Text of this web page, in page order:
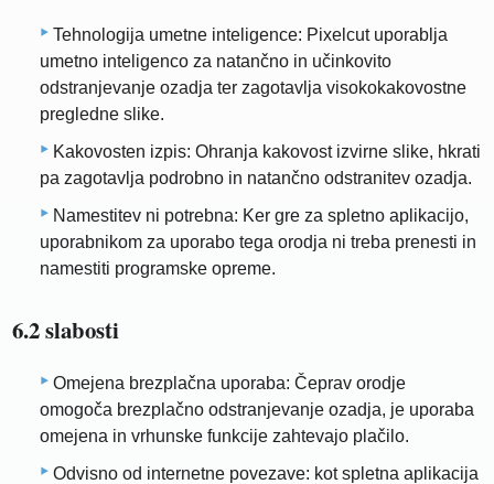
Tehnologija umetne inteligence: Pixelcut uporablja
umetno inteligenco za natančno in učinkovito
odstranjevanje ozadja ter zagotavlja visokokakovostne
pregledne slike.
Kakovosten izpis: Ohranja kakovost izvirne slike, hkrati
pa zagotavlja podrobno in natančno odstranitev ozadja.
Namestitev ni potrebna: Ker gre za spletno aplikacijo,
uporabnikom za uporabo tega orodja ni treba prenesti in
namestiti programske opreme.
6.2 slabosti
Omejena brezplačna uporaba: Čeprav orodje
omogoča brezplačno odstranjevanje ozadja, je uporaba
omejena in vrhunske funkcije zahtevajo plačilo.
Odvisno od internetne povezave: kot spletna aplikacija